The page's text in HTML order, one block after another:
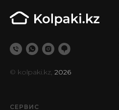
© kolpaki.kz, 2026
СЕРВИС